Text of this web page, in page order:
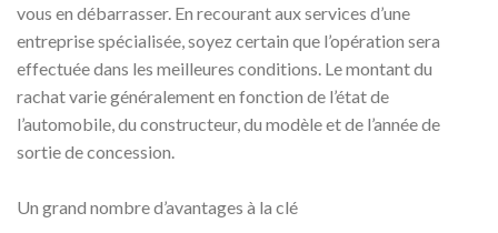
vous en débarrasser. En recourant aux services d’une
entreprise spécialisée, soyez certain que l’opération sera
effectuée dans les meilleures conditions. Le montant du
rachat varie généralement en fonction de l’état de
l’automobile, du constructeur, du modèle et de l’année de
sortie de concession.
Un grand nombre d’avantages à la clé